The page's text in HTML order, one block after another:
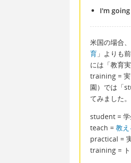
I'm
米国の場合
育 」よりも
には「教育
training = 実
園）では「
てみました。
student = 学
teach = 教え
practical =
training =